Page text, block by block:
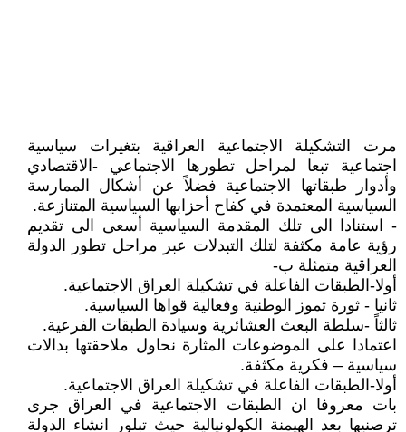
مرت التشكيلة الاجتماعية العراقية بتغيرات سياسية
اجتماعية تبعا لمراحل تطورها الاجتماعي -الاقتصادي
وأدوار طبقاتها الاجتماعية فضلاً عن أشكال الممارسة
السياسية المعتمدة في كفاح أحزابها السياسية المتنازعة.
- استنادا الى تلك المقدمة السياسية أسعى الى تقديم
رؤية عامة مكثفة لتلك التبدلات عبر مراحل تطور الدولة
العراقية متمثلة ب-
أولا-الطبقات الفاعلة في تشكيلة العراق الاجتماعية.
ثانيا - ثورة تموز الوطنية وفعالية قواها السياسية.
ثالثاً -سلطة البعث العشائرية وسيادة الطبقات الفرعية.
اعتمادا على الموضوعات المثارة نحاول ملاحقتها بدالات
سياسية – فكرية مكثفة.
أولا-الطبقات الفاعلة في تشكيلة العراق الاجتماعية.
بات معروفا ان الطبقات الاجتماعية في العراق جرى
ترصنيها بعد الهيمنة الكولونيالية حيث تبلور انشاء الدولة